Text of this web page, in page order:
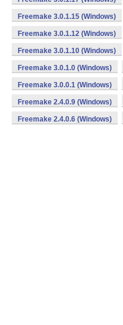
Freemake 3.0.1.15 (Windows)
Freemake 3.0.1.12 (Windows)
Freemake 3.0.1.10 (Windows)
Freemake 3.0.1.0 (Windows)
Freemake 3.0.0.1 (Windows)
Freemake 2.4.0.9 (Windows)
Freemake 2.4.0.6 (Windows)